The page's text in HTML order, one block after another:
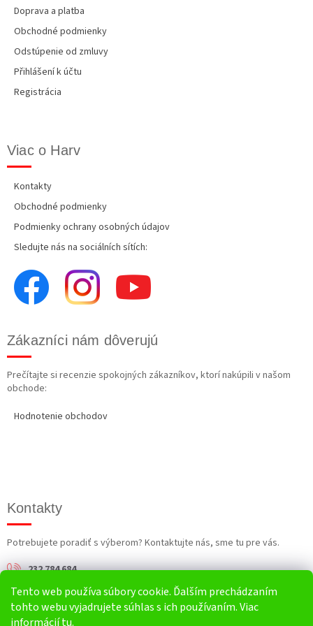
Tento web používa súbory cookie. Ďalším prechádzaním
tohto webu vyjadrujete súhlas s ich používaním. Viac
informáciítu.
Doprava a platba
Obchodné podmienky
Odstúpenie od zmluvy
Přihlášení k účtu
Registrácia
Viac o Harv
Kontakty
Obchodné podmienky
Podmienky ochrany osobných údajov
Sledujte nás na sociálních sítích:
Zákazníci nám dôverujú
Prečítajte si recenzie spokojných zákazníkov, ktorí nakúpili v našom
obchode:
Hodnotenie obchodov
Kontakty
Potrebujete poradiť s výberom? Kontaktujte nás, sme tu pre vás.
232 784 684
info@harv.sk